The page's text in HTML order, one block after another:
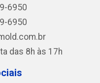
6950
6950
das 8h às 17h